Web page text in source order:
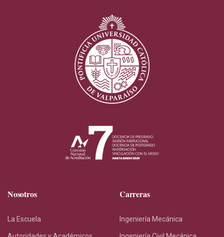
Nosotros
La Escuela
Carreras
Ingeniería Mecánica